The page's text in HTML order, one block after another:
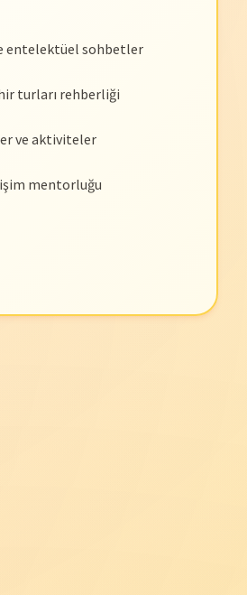
entelektüel sohbetler
turları rehberliği
ve aktiviteler
mentorluğu